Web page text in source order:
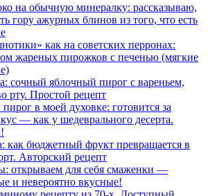
на обычную минералку: рассказываю,
гору ажурных блинов из того, что есть
как на советских перронах:
жареных пирожков с печенью (мягкие
сочный яблочный пирог с вареньем,
рту. Простой рецепт
в моей духовке: готовится за
— как у шедеврального десерта.
как бюджетный фрукт превращается в
Авторский рецепт
открываем для себя смаженки —
и невероятно вкусные!